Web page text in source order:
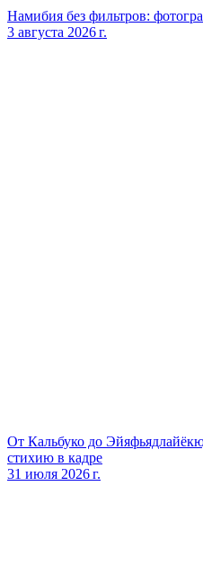
Намибия без фильтров:
3 августа 2026 г.
От Кальбуко до
стихию в кадре
31 июля 2026 г.